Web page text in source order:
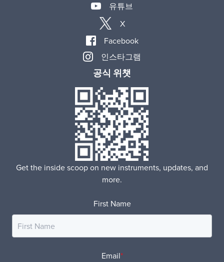
유튜브
X
Facebook
인스타그램
공식 위챗
Get the inside scoop on new instruments, updates, and
more.
First Name
Email*